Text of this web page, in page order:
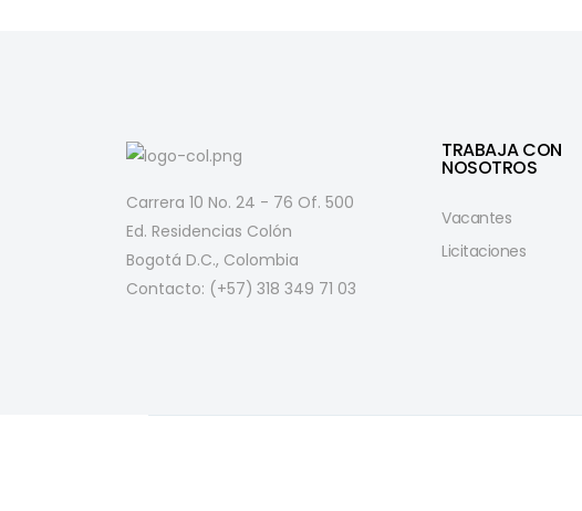
Carrera 10 No. 24 - 76 Of. 500
Ed. Residencias Colón
Bogotá D.C., Colombia
Contacto: (+57) 318 349 71 03
TRABAJA CON
NOSOTROS
Vacantes
Licitaciones